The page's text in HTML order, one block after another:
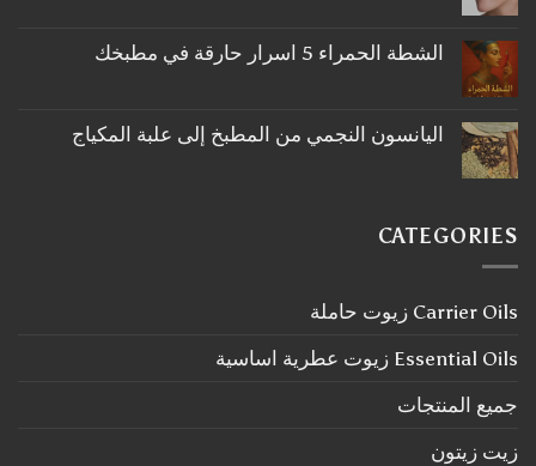
اكليل
الجبل
على
الجانب
الشطة الحمراء 5 اسرار حارقة في مطبخك
على
الشطة
في
مطبخك
اليانسون النجمي من المطبخ إلى علبة المكياج
اليانسون
النجمي
علبة
المكياج
CATEGORIES
Carrier Oils زيوت حاملة
Essential Oils زيوت عطرية اساسية
جميع المنتجات
زيت زيتون